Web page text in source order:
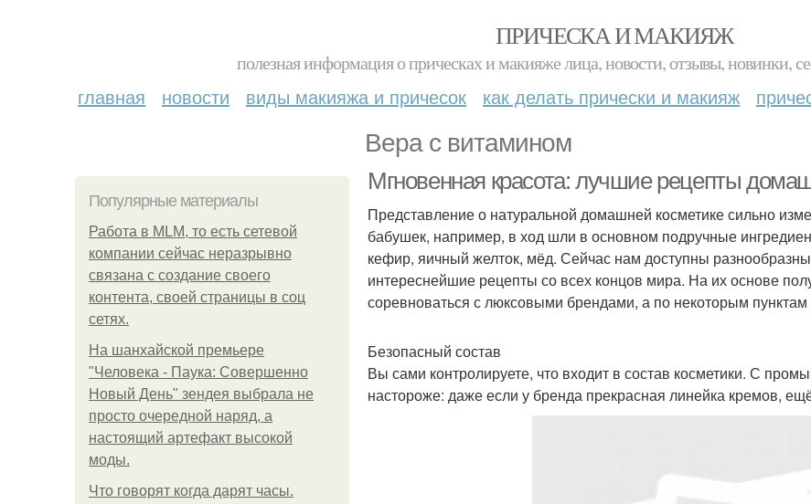
ПРИЧЕСКА И МАКИЯЖ
полезная информация о прическах и макияже лица, новости, отзывы, новинки,
главная новости виды макияжа и причесок как делать прически и макияж
Вера с витамином
Популярные материалы
Работа в MLM, то есть сетевой
компании сейчас неразрывно
связана с создание своего
контента, своей страницы в соц
сетях.
На шанхайской премьере
"Человека - Паука: Совершенно
Новый День" зендея выбрала не
просто очередной наряд, а
настоящий артефакт высокой
моды.
Что говорят когда дарят часы.
Мгновенная красота: лучшие рецепты
Представление о натуральной домашней косметике сильно
бабушек, например, в ход шли в основном подручные
кефир, яичный желток, мёд. Сейчас нам доступны
интереснейшие рецепты со всех концов мира. На их основе
соревноваться с люксовыми брендами, а по некоторым
Безопасный состав
Вы сами контролируете, что входит в состав косметики. С
настороже: даже если у бренда прекрасная линейка кремов,